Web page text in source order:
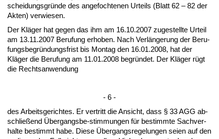
schei­dungs­gründe des an­ge­foch­te­nen Ur­teils (Blatt 62 – 82 der
Ak­ten) ver­wie­sen.
Der Kläger hat ge­gen das ihm am 16.10.2007 zu­ge­stell­te Ur­teil
am 13.11.2007 Be­ru­fung er­ho­ben. Nach Verlänge­rung der Be­ru­
fungs­be­gründungs­frist bis Mon­tag den 16.01.2008, hat der
Kläger die Be­ru­fung am 11.01.2008 be­gründet. Der Kläger rügt
die Rechts­an­wen­dung
- 6 -
des Ar­beits­ge­rich­tes. Er ver­tritt die An­sicht, dass § 33 AGG ab­
sch­ließend Über­g­angs­be-stim­mun­gen für be­stimm­te Sach­ver­
hal­te be­stimmt ha­be. Die­se Über­g­angs­re­ge­lun­gen sei­en auf den